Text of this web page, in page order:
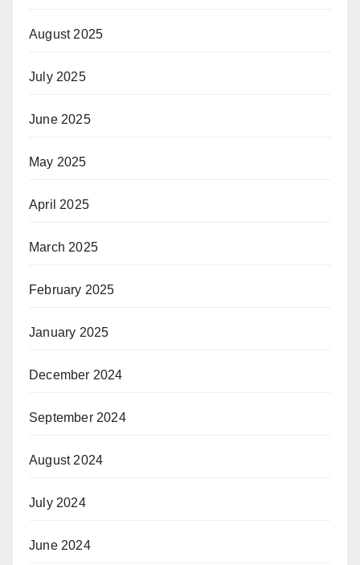
August 2025
July 2025
June 2025
May 2025
April 2025
March 2025
February 2025
January 2025
December 2024
September 2024
August 2024
July 2024
June 2024